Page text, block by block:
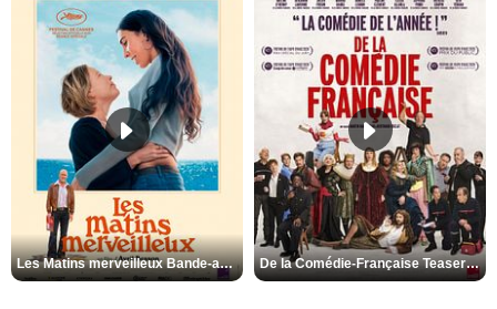
Les Matins merveilleux Bande-annonce VF De la Comédie-Française Teaser VF